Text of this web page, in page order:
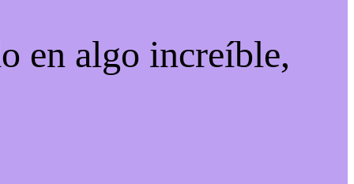
en algo increíble,